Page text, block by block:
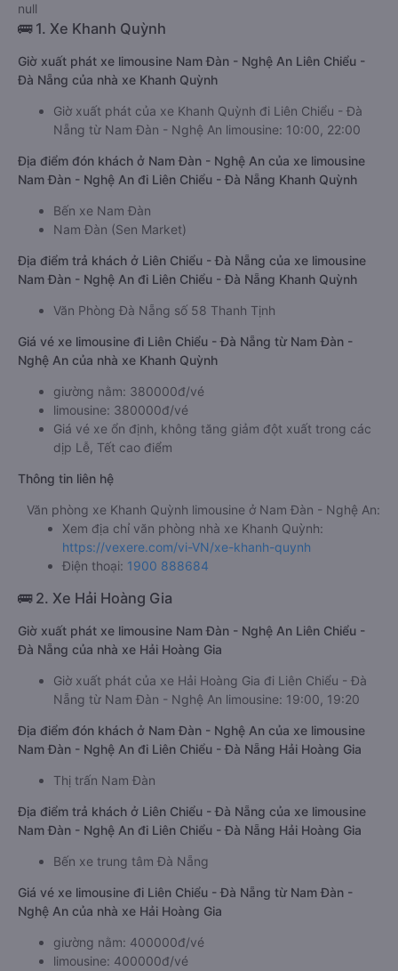
null
🚌 1. Xe Khanh Quỳnh
Giờ xuất phát xe limousine Nam Đàn - Nghệ An Liên Chiểu -
Đà Nẵng của nhà xe Khanh Quỳnh
Giờ xuất phát của xe Khanh Quỳnh đi Liên Chiểu - Đà
Nẵng từ Nam Đàn - Nghệ An limousine: 10:00, 22:00
Địa điểm đón khách ở Nam Đàn - Nghệ An của xe limousine
Nam Đàn - Nghệ An đi Liên Chiểu - Đà Nẵng Khanh Quỳnh
Bến xe Nam Đàn
Nam Đàn (Sen Market)
Địa điểm trả khách ở Liên Chiểu - Đà Nẵng của xe limousine
Nam Đàn - Nghệ An đi Liên Chiểu - Đà Nẵng Khanh Quỳnh
Văn Phòng Đà Nẵng số 58 Thanh Tịnh
Giá vé xe limousine đi Liên Chiểu - Đà Nẵng từ Nam Đàn -
Nghệ An của nhà xe Khanh Quỳnh
giường nằm: 380000đ/vé
limousine: 380000đ/vé
Giá vé xe ổn định, không tăng giảm đột xuất trong các
dịp Lễ, Tết cao điểm
Thông tin liên hệ
Văn phòng xe Khanh Quỳnh limousine ở Nam Đàn - Nghệ An:
Xem địa chỉ văn phòng nhà xe Khanh Quỳnh:
https://vexere.com/vi-VN/xe-khanh-quynh
Điện thoại: 1900 888684
🚌 2. Xe Hải Hoàng Gia
Giờ xuất phát xe limousine Nam Đàn - Nghệ An Liên Chiểu -
Đà Nẵng của nhà xe Hải Hoàng Gia
Giờ xuất phát của xe Hải Hoàng Gia đi Liên Chiểu - Đà
Nẵng từ Nam Đàn - Nghệ An limousine: 19:00, 19:20
Địa điểm đón khách ở Nam Đàn - Nghệ An của xe limousine
Nam Đàn - Nghệ An đi Liên Chiểu - Đà Nẵng Hải Hoàng Gia
Thị trấn Nam Đàn
Địa điểm trả khách ở Liên Chiểu - Đà Nẵng của xe limousine
Nam Đàn - Nghệ An đi Liên Chiểu - Đà Nẵng Hải Hoàng Gia
Bến xe trung tâm Đà Nẵng
Giá vé xe limousine đi Liên Chiểu - Đà Nẵng từ Nam Đàn -
Nghệ An của nhà xe Hải Hoàng Gia
giường nằm: 400000đ/vé
limousine: 400000đ/vé